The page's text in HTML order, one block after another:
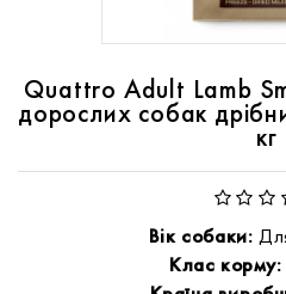
Quattro Adult Lamb
дорослих собак
кг
Вік собаки:
Клас корму: